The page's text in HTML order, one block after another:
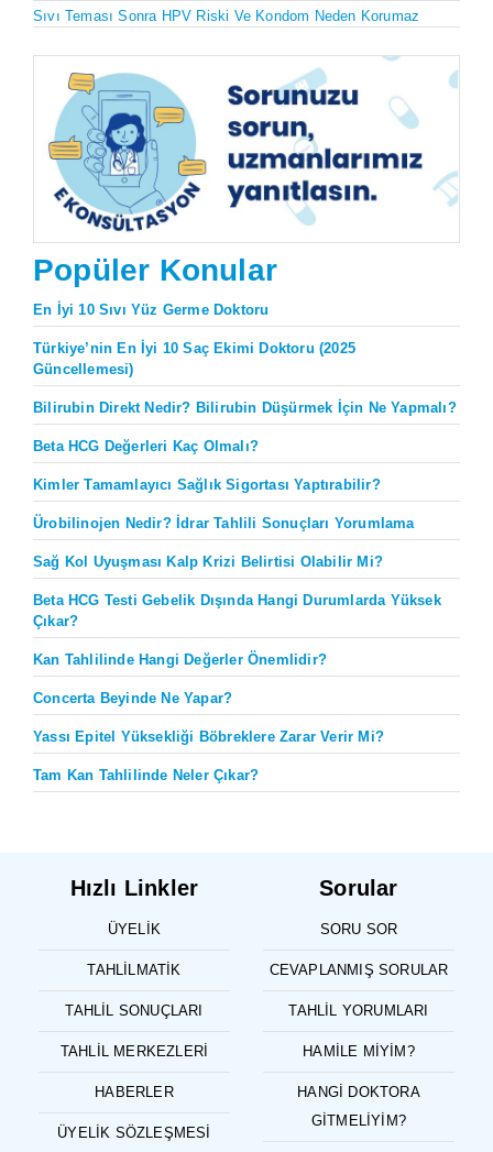
Sıvı Teması Sonra HPV Riski Ve Kondom Neden Korumaz
Popüler Konular
En İyi 10 Sıvı Yüz Germe Doktoru
Türkiye’nin En İyi 10 Saç Ekimi Doktoru (2025
Güncellemesi)
Bilirubin Direkt Nedir? Bilirubin Düşürmek İçin Ne Yapmalı?
Beta HCG Değerleri Kaç Olmalı?
Kimler Tamamlayıcı Sağlık Sigortası Yaptırabilir?
Ürobilinojen Nedir? İdrar Tahlili Sonuçları Yorumlama
Sağ Kol Uyuşması Kalp Krizi Belirtisi Olabilir Mi?
Beta HCG Testi Gebelik Dışında Hangi Durumlarda Yüksek
Çıkar?
Kan Tahlilinde Hangi Değerler Önemlidir?
Concerta Beyinde Ne Yapar?
Yassı Epitel Yüksekliği Böbreklere Zarar Verir Mi?
Tam Kan Tahlilinde Neler Çıkar?
Hızlı Linkler
ÜYELIK
TAHLILMATIK
TAHLIL SONUÇLARI
TAHLIL MERKEZLERI
HABERLER
ÜYELIK SÖZLEŞMESI
Sorular
SORU SOR
CEVAPLANMIŞ SORULAR
TAHLIL YORUMLARI
HAMILE MIYIM?
HANGI DOKTORA
GITMELIYIM?